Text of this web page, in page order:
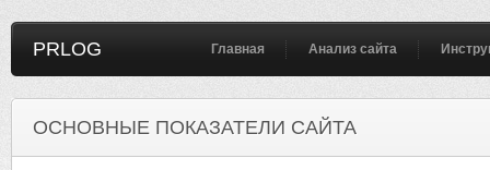
PRLOG Главная Анализ сайта
ОСНОВНЫЕ ПОКАЗАТЕЛИ САЙТА